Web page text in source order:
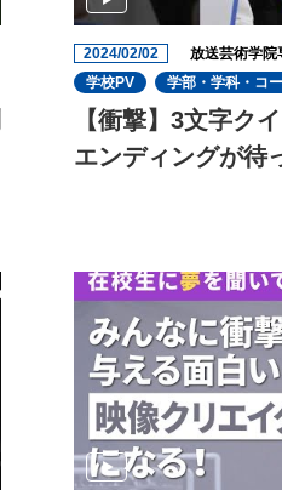
2024/02/02 放送芸術学院
学校PV
学部・学科・コ
【衝撃】3文字ク
エンディングが待